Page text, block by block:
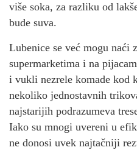
više soka, za razliku od
bude suva.
Lubenice se već mogu naći
supermarketima i na
i vukli nezrele komade kod
nekoliko jednostavnih
najstarijih podrazumeva
Iako su mnogi uvereni u
ne donosi uvek najtačniji